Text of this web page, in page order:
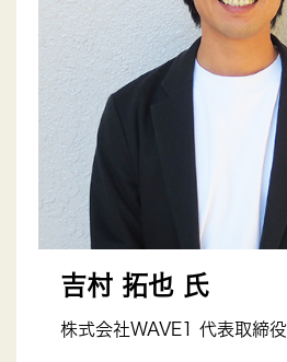
吉村 拓也 氏
株式会社WAVE1 代表取締役